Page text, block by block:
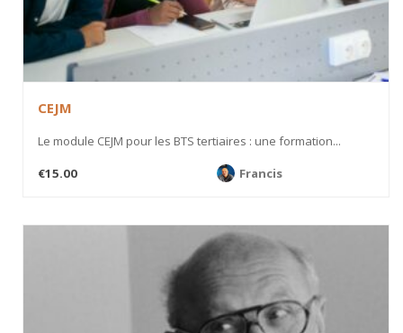
CEJM
Le module CEJM pour les BTS tertiaires : une formation...
€15.00
Francis